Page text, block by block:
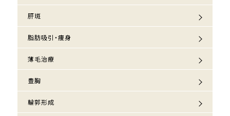
肝斑
脂肪吸引・痩身
薄毛治療
豊胸
輪郭形成